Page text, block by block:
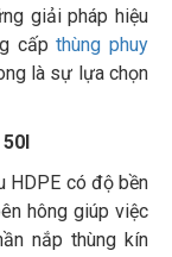
giải pháp hiệu
cấpthùng phuy
là sự lựa chọn
HDPE có độ bền
hông giúp việc
nắp thùng kín